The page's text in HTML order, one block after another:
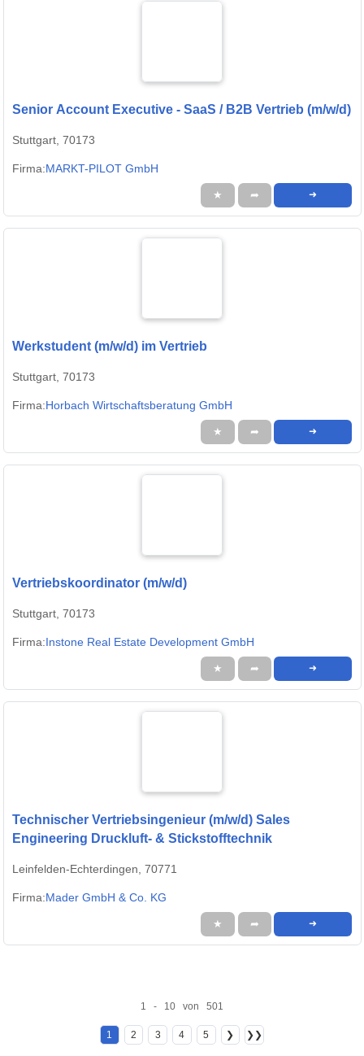
Senior Account Executive - SaaS / B2B Vertrieb (m/w/d)
Stuttgart, 70173
Firma:MARKT-PILOT GmbH
★ ➦ ➜
Werkstudent (m/w/d) im Vertrieb
Stuttgart, 70173
Firma:Horbach Wirtschaftsberatung GmbH
★ ➦ ➜
Vertriebskoordinator (m/w/d)
Stuttgart, 70173
Firma:Instone Real Estate Development GmbH
★ ➦ ➜
Technischer Vertriebsingenieur (m/w/d) Sales
Engineering Druckluft- & Stickstofftechnik
Leinfelden-Echterdingen, 70771
Firma:Mader GmbH & Co. KG
★ ➦ ➜
1 - 10 von 501
1 2 3 4 5 ❯ ❯❯